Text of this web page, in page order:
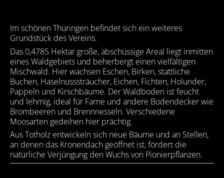
Im schönen Thüringen befindet sich ein weiteres
Grundstück des Vereins.
Das 0,4785 Hektar große, abschüssige Areal liegt inmitten
eines Waldgebiets und beherbergt einen vielfältigen
Mischwald. Hier wachsen Eschen, Birken, stattliche
Buchen, Haselnusssträucher, Eichen, Fichten, Holunder,
Pappeln und Kirschbäume. Der Waldboden ist feucht
und lehmig, ideal für Farne und andere Bodendecker wie
Brombeeren und Brennnesseln. Verschiedene
Moosarten gedeihen hier prächtig.
Aus Totholz entwickeln sich neue Bäume und an Stellen,
an denen das Kronendach geöffnet ist, fördert die
natürliche Verjüngung den Wuchs von Pionierpflanzen.